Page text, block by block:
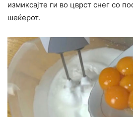
измиксајте ги во цврст снег со
шеќерот.